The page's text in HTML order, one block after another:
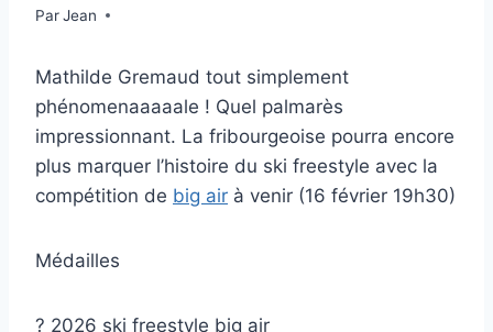
ParJean
9 février 2026
Mathilde Gremaud tout simplement
phénomenaaaaale ! Quel palmarès
impressionnant. La fribourgeoise pourra encore
plus marquer l’histoire du ski freestyle avec la
compétition de big air à venir (16 février 19h30)
Médailles
? 2026 ski freestyle big air